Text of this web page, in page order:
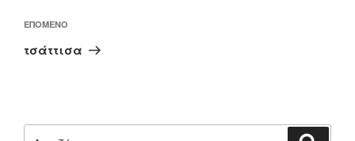
Επόμενο
άρθρο
ΕΠΌΜΕΝΟ
τσάττισα